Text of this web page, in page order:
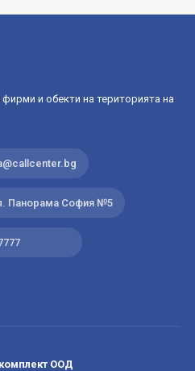
и обекти на територията на
Панорама София №5
ООД